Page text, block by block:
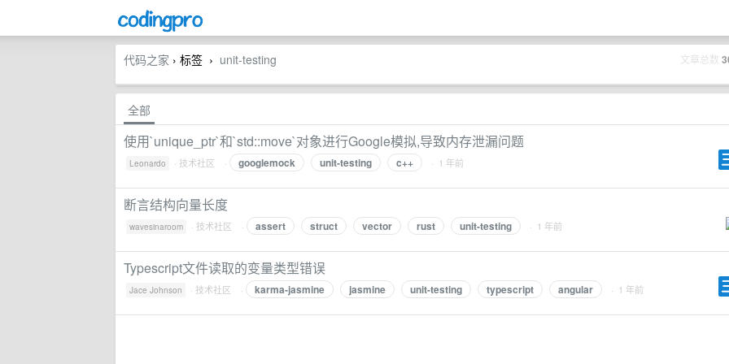
文章总数
代码之家 › 标签 › unit-testing
全部
使用`unique_ptr`和`std::move`对象进行Google模拟,导致内存泄漏问题
Leonardo · 技术社区 · googlemock unit-testing c++ · 1 年前
断言结构向量长度
wavesinaroom · 技术社区 · assert struct vector rust unit-testing · 1 年前
Typescript文件读取的变量类型错误
Jace Johnson · 技术社区 · karma-jasmine jasmine unit-testing typescript angular · 1 年前